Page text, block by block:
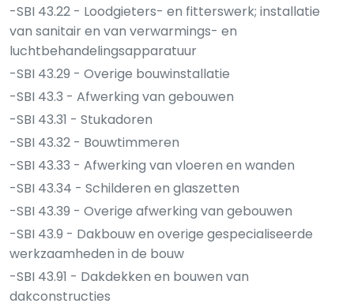
-SBI 43.22 - Loodgieters- en fitterswerk; installatie
van sanitair en van verwarmings- en
luchtbehandelingsapparatuur
-SBI 43.29 - Overige bouwinstallatie
-SBI 43.3 - Afwerking van gebouwen
-SBI 43.31 - Stukadoren
-SBI 43.32 - Bouwtimmeren
-SBI 43.33 - Afwerking van vloeren en wanden
-SBI 43.34 - Schilderen en glaszetten
-SBI 43.39 - Overige afwerking van gebouwen
-SBI 43.9 - Dakbouw en overige gespecialiseerde
werkzaamheden in de bouw
-SBI 43.91 - Dakdekken en bouwen van
dakconstructies